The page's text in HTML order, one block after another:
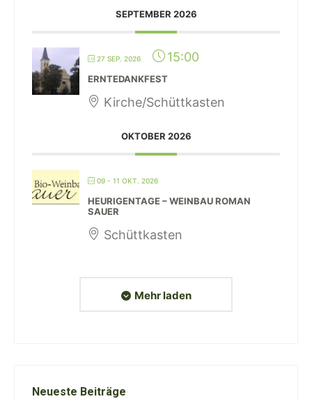
SEPTEMBER 2026
27 SEP. 2026 15:00
ERNTEDANKFEST
Kirche/Schüttkasten
OKTOBER 2026
09 - 11 OKT. 2026
HEURIGENTAGE – WEINBAU ROMAN
SAUER
Schüttkasten
Mehr laden
Neueste Beiträge